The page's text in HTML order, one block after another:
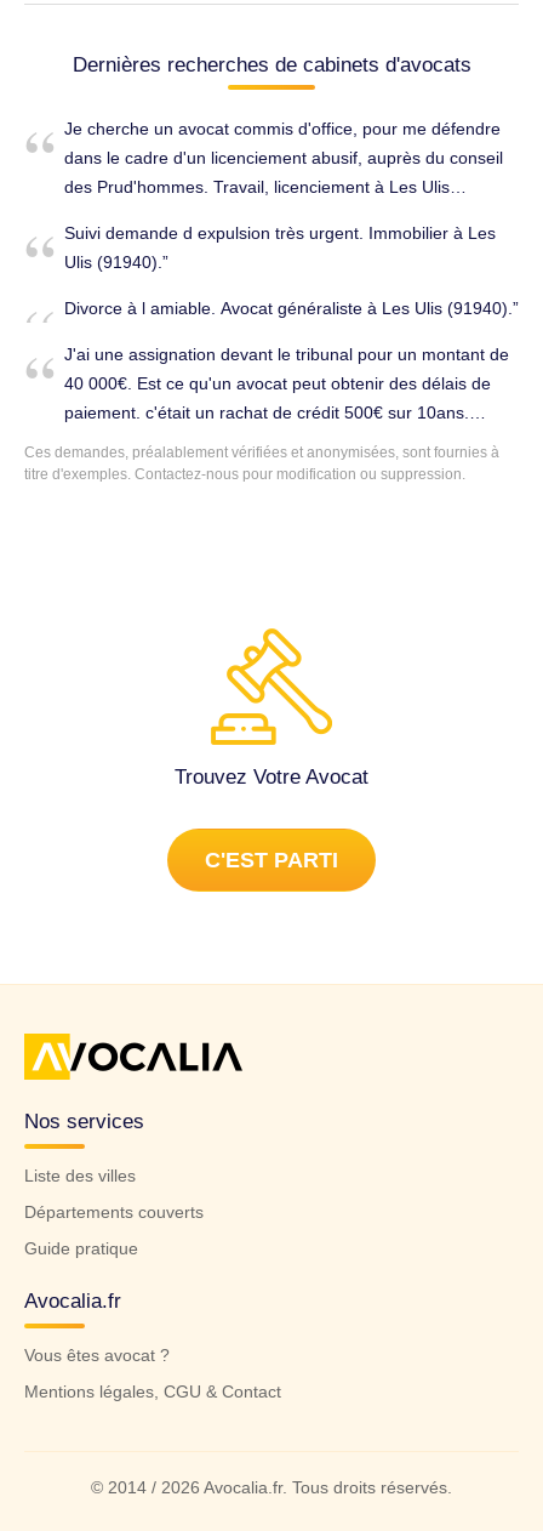
Dernières recherches de cabinets d'avocats
Je cherche un avocat commis d'office, pour me défendre
dans le cadre d'un licenciement abusif, auprès du conseil
des Prud'hommes. Travail, licenciement à Les Ulis
Suivi demande d expulsion très urgent. Immobilier à Les
Ulis (91940).
Divorce à l amiable. Avocat généraliste à Les Ulis (91940).
J'ai une assignation devant le tribunal pour un montant de
40 000€. Est ce qu'un avocat peut obtenir des délais de
paiement. c'était un rachat de crédit 500€ sur 10ans.
Merci. Consommation & Contrat à Les Ulis (91940).
Ces demandes, préalablement vérifiées et anonymisées, sont fournies à
titre d'exemples. Contactez-nous pour modification ou suppression.
Trouvez Votre Avocat
C'EST PARTI
Nos services
Liste des villes
Départements couverts
Guide pratique
Avocalia.fr
Vous êtes avocat ?
Mentions légales, CGU & Contact
© 2014 / 2026 Avocalia.fr. Tous droits réservés.